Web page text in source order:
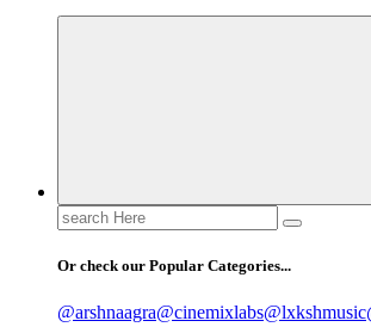
Search
for:
Or check our Popular Categories...
@arshnaagra@cinemixlabs@lxkshmusic